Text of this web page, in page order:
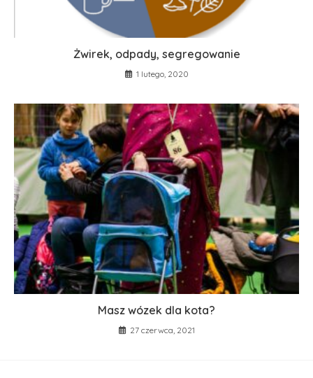
Żwirek, odpady, segregowanie
1 lutego, 2020
Masz wózek dla kota?
27 czerwca, 2021